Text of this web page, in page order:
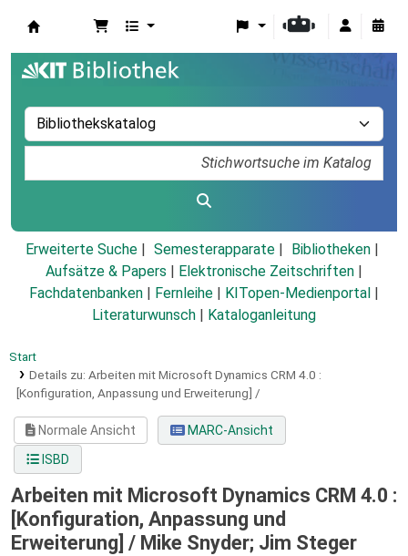
Erweiterte Suche Semesterapparate
Bibliotheken
Aufsätze & Papers
Elektronische Zeitschriften
Fachdatenbanken
Fernleihe KITopen-Medienportal
Literaturwunsch
Kataloganleitung
Start
Details zu: Arbeiten mit Microsoft Dynamics CRM 4.0 :
[Konfiguration, Anpassung und Erweiterung] /
Normale Ansicht
MARC-Ansicht
ISBD
Arbeiten mit Microsoft Dynamics CRM 4.0 :
[Konfiguration, Anpassung und
Erweiterung] / Mike Snyder; Jim Steger